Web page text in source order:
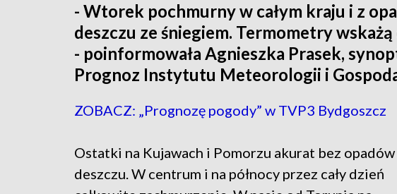
- Wtorek pochmurny w całym kraju i z
deszczu ze śniegiem. Termometry
- poinformowała Agnieszka Prasek,
Prognoz Instytutu Meteorologii i
ZOBACZ: „Prognozę pogody” w TVP3 Bydgoszcz
Ostatki na Kujawach i Pomorzu akurat bez opadów
deszczu. W centrum i na północy przez cały dzień